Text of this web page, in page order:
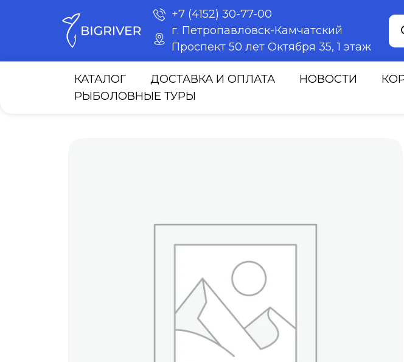
+7 (4152) 30-77-00
г. Петропавловск-Камчатский
Проспект 50 лет Октября 35, 1 этаж
КАТАЛОГ ДОСТАВКА И ОПЛАТА НОВОСТИ
РЫБОЛОВНЫЕ ТУРЫ